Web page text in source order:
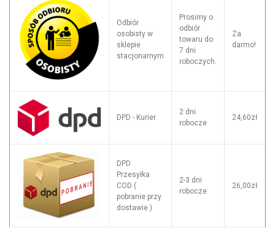
Odbiór
osobisty w
sklepie
stacjonarnym
Prosimy o
odbiór
towaru do
7 dni
roboczych.
Za
darmo!
DPD - Kurier
2 dni
robocze
24,60zł
DPD
Przesyłka
COD (
pobranie przy
dostawie )
2-3 dni
robocze
26,00zł